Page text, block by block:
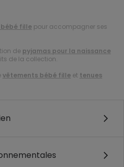
bébé fille pour accompagner ses
de pyjamas pour la naissance
de la collection.
vêtements bébé fille et tenues